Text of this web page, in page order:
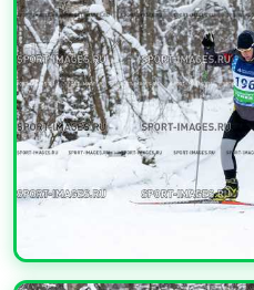
УВЕЛИЧИТЬ